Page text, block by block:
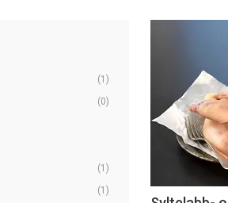
(1)
(0)
(1)
(1)